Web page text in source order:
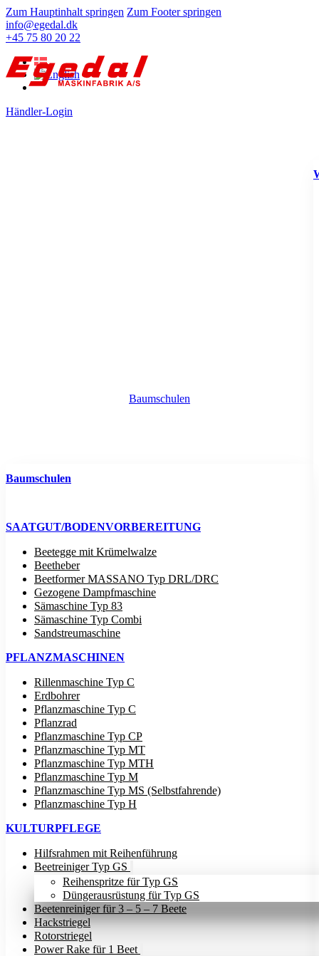
Zum Hauptinhalt springen Zum Footer springen
info@egedal.dk
+45 75 80 20 22
Händler-Login
Baumschulen
Baumschulen
SAATGUT/BODENVORBEREITUNG
Beetegge mit Krümelwalze
Beetheber
Beetformer MASSANO Typ DRL/DRC
Gezogene Dampfmaschine
Sämaschine Typ 83
Sämaschine Typ Combi
Sandstreumaschine
PFLANZMASCHINEN
Rillenmaschine Typ C
Erdbohrer
Pflanzmaschine Typ C
Pflanzrad
Pflanzmaschine Typ CP
Pflanzmaschine Typ MT
Pflanzmaschine Typ MTH
Pflanzmaschine Typ M
Pflanzmaschine Typ MS (Selbstfahrende)
Pflanzmaschine Typ H
KULTURPFLEGE
Hilfsrahmen mit Reihenführung
Beetreiniger Typ GS
Reihenspritze für Typ GS
Düngerausrüstung für Typ GS
Beetenreiniger für 3 – 5 – 7 Beete
Hackstriegel
Rotorstriegel
Power Rake für 1 Beet